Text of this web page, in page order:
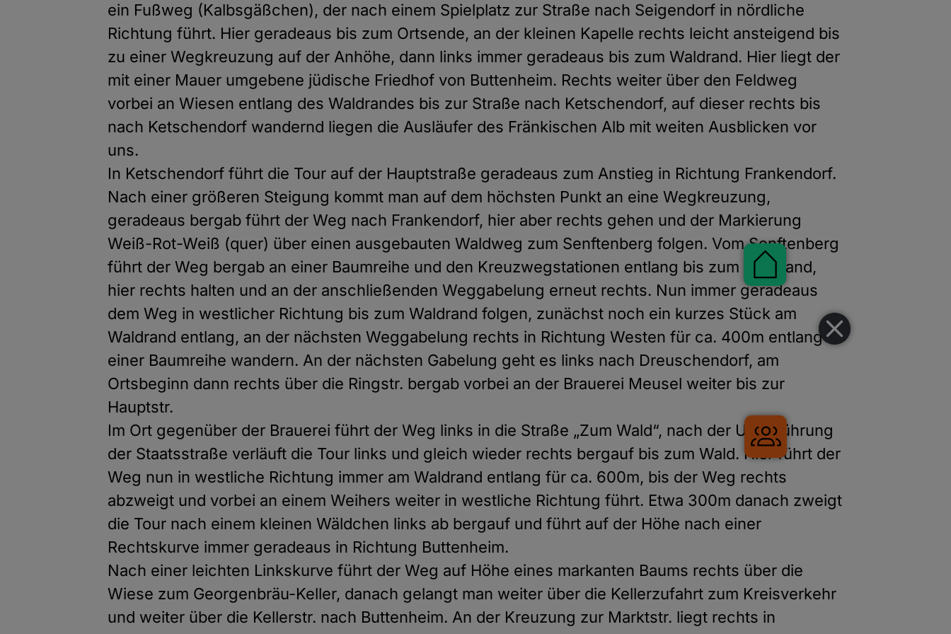
Pauschalen
Gruppenreisen
ein Fußweg (Kalbsgäßchen), der nach einem Spielplatz zur Straße nach Seigendorf in nördliche
Richtung führt. Hier geradeaus bis zum Ortsende, an der kleinen Kapelle rechts leicht ansteigend bis
zu einer Wegkreuzung auf der Anhöhe, dann links immer geradeaus bis zum Waldrand. Hier liegt der
mit einer Mauer umgebene jüdische Friedhof von Buttenheim. Rechts weiter über den Feldweg
vorbei an Wiesen entlang des Waldrandes bis zur Straße nach Ketschendorf, auf dieser rechts bis
nach Ketschendorf wandernd liegen die Ausläufer des Fränkischen Alb mit weiten Ausblicken vor
uns.
In Ketschendorf führt die Tour auf der Hauptstraße geradeaus zum Anstieg in Richtung Frankendorf.
Nach einer größeren Steigung kommt man auf dem höchsten Punkt an eine Wegkreuzung,
geradeaus bergab führt der Weg nach Frankendorf, hier aber rechts gehen und der Markierung
Weiß-Rot-Weiß (quer) über einen ausgebauten Waldweg zum Senftenberg folgen. Vom Senftenberg
führt der Weg bergab an einer Baumreihe und den Kreuzwegstationen entlang bis zum Waldrand,
hier rechts halten und an der anschließenden Weggabelung erneut rechts. Nun immer geradeaus
dem Weg in westlicher Richtung bis zum Waldrand folgen, zunächst noch ein kurzes Stück am
Waldrand entlang, an der nächsten Weggabelung rechts in Richtung Westen für ca. 400m entlang
einer Baumreihe wandern. An der nächsten Gabelung geht es links nach Dreuschendorf, am
Ortsbeginn dann rechts über die Ringstr. bergab vorbei an der Brauerei Meusel weiter bis zur
Hauptstr.
Im Ort gegenüber der Brauerei führt der Weg links in die Straße „Zum Wald“, nach der Unterführung
der Staatsstraße verläuft die Tour links und gleich wieder rechts bergauf bis zum Wald. Hier führt der
Weg nun in westliche Richtung immer am Waldrand entlang für ca. 600m, bis der Weg rechts
abzweigt und vorbei an einem Weihers weiter in westliche Richtung führt. Etwa 300m danach zweigt
die Tour nach einem kleinen Wäldchen links ab bergauf und führt auf der Höhe nach einer
Rechtskurve immer geradeaus in Richtung Buttenheim.
Nach einer leichten Linkskurve führt der Weg auf Höhe eines markanten Baums rechts über die
Wiese zum Georgenbräu-Keller, danach gelangt man weiter über die Kellerzufahrt zum Kreisverkehr
und weiter über die Kellerstr. nach Buttenheim. An der Kreuzung zur Marktstr. liegt rechts in